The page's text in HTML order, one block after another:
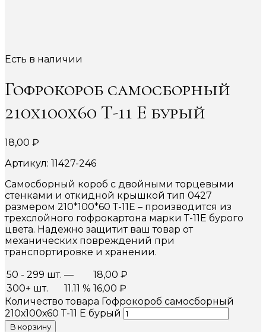
Есть в наличии
Гофрокороб самосборный
210х100х60 Т-11 Е бурый
18,00 ₽
Артикул: 11427-246
Самосборный короб с двойными торцевыми
стенками и откидной крышкой тип 0427
размером 210*100*60 Т-11Е – производится из
трехслойного гофрокартона марки Т-11Е бурого
цвета. Надежно защитит ваш товар от
механических повреждений при
транспортировке и хранении.
50 - 299 шт. — 18,00 ₽
300+ шт.
11.11 % 16,00 ₽
Количество товара Гофрокороб самосборный
210х100х60 Т-11 Е бурый
В корзину